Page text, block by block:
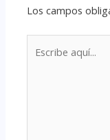
Los campos